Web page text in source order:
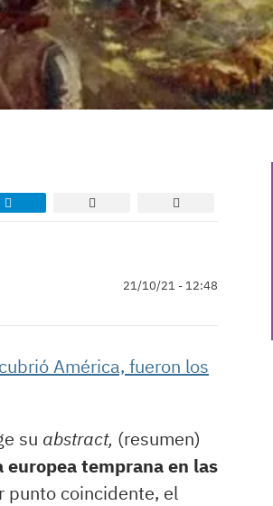
21/10/21 - 12:48
América, fueron los
su abstract, (resumen)
temprana en las
punto coincidente, el